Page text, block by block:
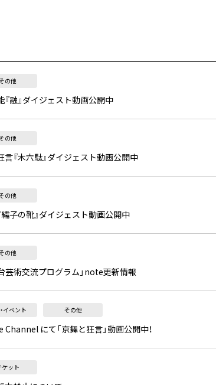
の他
『融』ダイジェスト動画公開中
の他
言『木六駄』ダイジェスト動画公開中
の他
繻子の靴』ダイジェスト動画公開中
の他
芸術交流プログラム」note更新情報
イベント その他
にて「京舞と狂言」動画公開中！
ケット